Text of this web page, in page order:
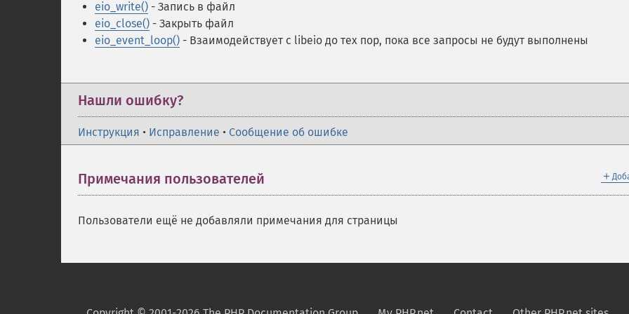
eio_write() - Запись в файл
eio_close() - Закрыть файл
eio_event_loop() - Взаимодействует с libeio до тех пор, пока все запросы не будут выполнены
Нашли ошибку?
Инструкция • Исправление • Сообщение об ошибке
＋
Примечания пользователей
Пользователи ещё не добавляли примечания для страницы